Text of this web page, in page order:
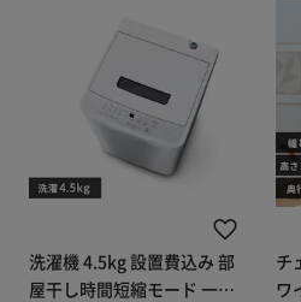
洗濯機 4.5kg 設置費込み 部
屋干し時間短縮モード 一人
チ
ワ